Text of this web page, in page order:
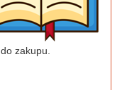
zakupu.